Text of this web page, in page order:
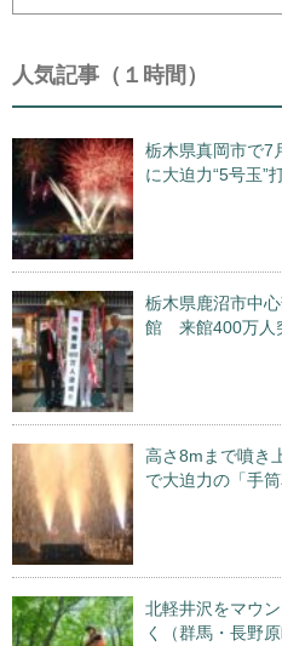
索
人気記事（１時間）
栃木県真岡市で
に大迫力“5号玉”
栃木県鹿沼市中
館 来館400万人
高さ8mまで噴き
で大迫力の「手筒
北軽井沢をマウ
く（群馬・長野